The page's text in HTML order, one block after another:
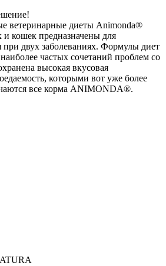
ветеринарные диеты Animonda®
и кошек предназначены для
двух заболеваниях. Формулы диет
частых сочетаний проблем со
высокая вкусовая
которыми вот уже более
все корма ANIMONDA®.